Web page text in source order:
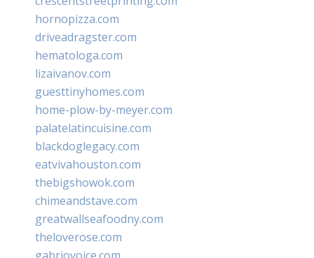
hornopizza.com
driveadragster.com
hematologa.com
lizaivanov.com
guesttinyhomes.com
home-plow-by-meyer.com
palatelatincuisine.com
blackdoglegacy.com
eatvivahouston.com
thebigshowok.com
chimeandstave.com
greatwallseafoodny.com
theloverose.com